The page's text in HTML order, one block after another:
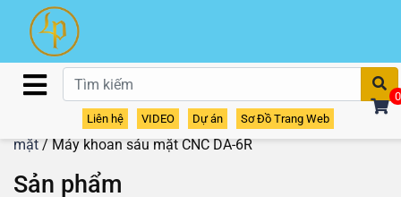
Liên hệ VIDEO Dự án Sơ Đồ Trang Web
0
Sản phẩm /Máy khoan/
Máy khoan CNC 6
mặt/ Máy khoan sáu mặt CNC DA-6R
Sản phẩm